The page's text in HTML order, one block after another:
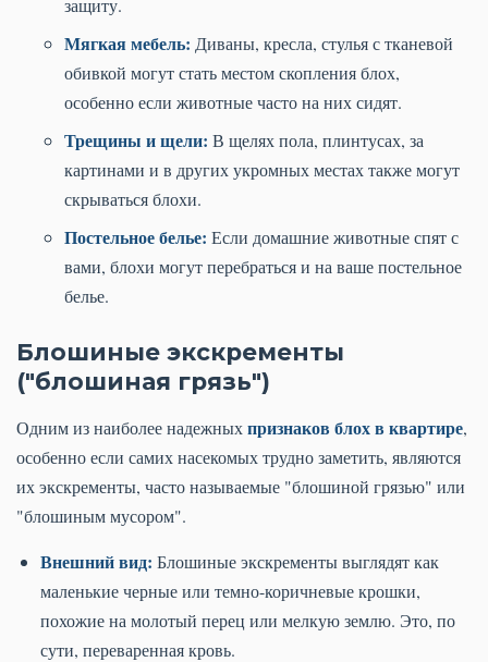
защиту.
Мягкая мебель: Диваны, кресла, стулья с тканевой
обивкой могут стать местом скопления блох,
особенно если животные часто на них сидят.
Трещины и щели: В щелях пола, плинтусах, за
картинами и в других укромных местах также могут
скрываться блохи.
Постельное белье: Если домашние животные спят с
вами, блохи могут перебраться и на ваше постельное
белье.
Блошиные экскременты
("блошиная грязь")
Одним из наиболее надежныхпризнаков блох в квартире,
особенно если самих насекомых трудно заметить, являются
их экскременты, часто называемые "блошиной грязью" или
"блошиным мусором".
Внешний вид: Блошиные экскременты выглядят как
маленькие черные или темно-коричневые крошки,
похожие на молотый перец или мелкую землю. Это, по
сути, переваренная кровь.